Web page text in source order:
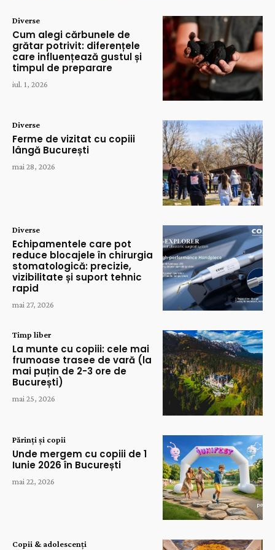
Diverse
Cum alegi cărbunele de
grătar potrivit: diferențele
care influențează gustul și
timpul de preparare
iul. 1, 2026
Diverse
Ferme de vizitat cu copiii
lângă București
mai 28, 2026
Diverse
Echipamentele care pot
reduce blocajele în chirurgia
stomatologică: precizie,
vizibilitate și suport tehnic
rapid
mai 27, 2026
Timp liber
La munte cu copiii: cele mai
frumoase trasee de vară (la
mai puțin de 2-3 ore de
București)
mai 25, 2026
Părinți și copii
Unde mergem cu copiii de 1
Iunie 2026 în București
mai 22, 2026
Copii & adolescenți